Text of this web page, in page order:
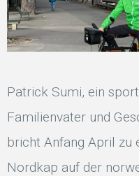
Patrick Sumi, ein
Familienvater und
bricht Anfang April zu
Nordkap auf der